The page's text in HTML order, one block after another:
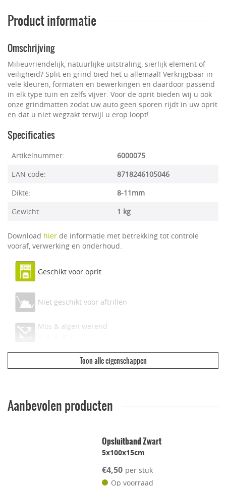
Product informatie
Omschrijving
Milieuvriendelijk, natuurlijke uitstraling, sierlijk element of
veiligheid? Split en grind bied het u allemaal! Verkrijgbaar in
vele kleuren, formaten en bewerkingen en daardoor passend
in elk type tuin en zelfs vijver. Voor de oprit bieden wij u ook
onze grindmatten zodat uw auto geen sporen rijdt in uw oprit
en dat u niet wegzakt terwijl u erop loopt!
Specificaties
Artikelnummer:
6000075
EAN code:
8718246105046
Dikte:
8-11mm
Gewicht:
1 kg
Download hier de informatie met betrekking tot controle
vooraf, verwerking en onderhoud.
Geschikt voor oprit
Niet geschikt voor aftrillen
Mos & algen werend
Ecologisch & duurzaam
Toon alle eigenschappen
Aanbevolen producten
Opsluitband Zwart
5x100x15cm
€4,50 per stuk
Op voorraad